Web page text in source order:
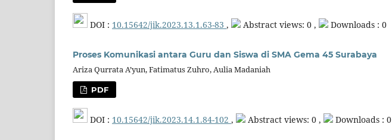
DOI : 10.15642/jik.2023.13.1.63-83 , Abstract views: 0 , Downloads : 0
Proses Komunikasi antara Guru dan Siswa di SMA Gema 45 Surabaya
Ariza Qurrata A’yun, Fatimatus Zuhro, Aulia Madaniah
PDF
DOI : 10.15642/jik.2023.14.1.84-102 , Abstract views: 0 , Downloads : 0